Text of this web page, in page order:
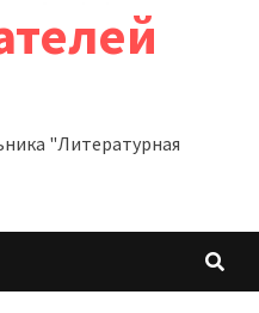
"Литературная